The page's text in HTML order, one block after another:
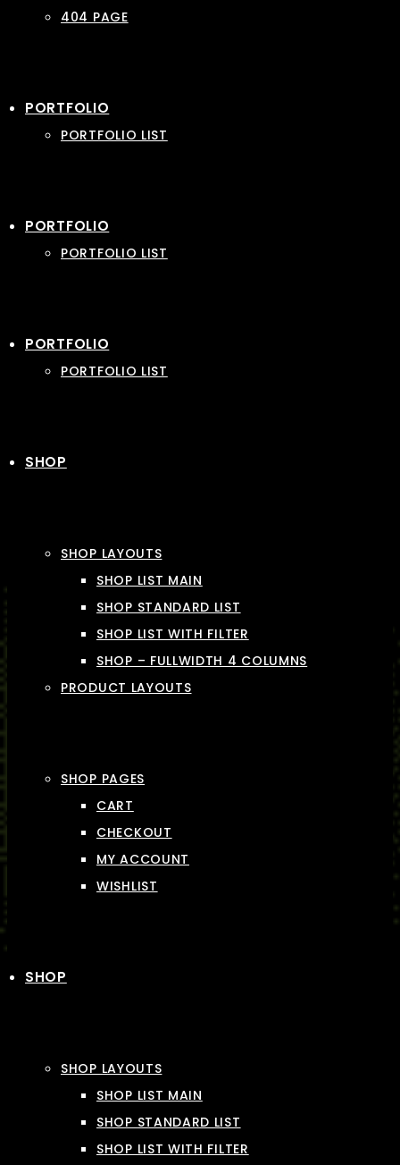
404 PAGE
PORTFOLIO
PORTFOLIO LIST
PORTFOLIO
PORTFOLIO LIST
PORTFOLIO
PORTFOLIO LIST
SHOP
SHOP LAYOUTS
SHOP LIST MAIN
SHOP STANDARD LIST
SHOP LIST WITH FILTER
SHOP – FULLWIDTH 4 COLUMNS
PRODUCT LAYOUTS
SHOP PAGES
CART
CHECKOUT
MY ACCOUNT
WISHLIST
SHOP
SHOP LAYOUTS
SHOP LIST MAIN
SHOP STANDARD LIST
SHOP LIST WITH FILTER